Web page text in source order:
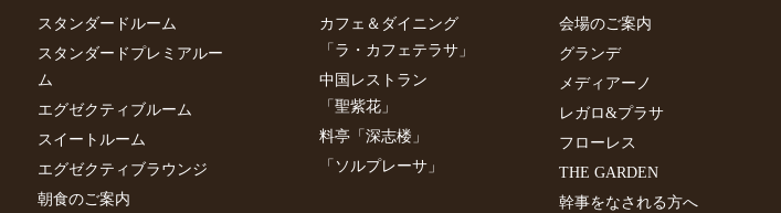
スタンダードルーム
スタンダードプレミアルー
ム
エグゼクティブルーム
スイートルーム
エグゼクティブラウンジ
朝食のご案内
カフェ＆ダイニング
「ラ・カフェテラサ」
中国レストラン
「聖紫花」
料亭「深志楼」
「ソルプレーサ」
会場のご案内
グランデ
メディアーノ
レガロ&プラサ
フローレス
THE GARDEN
幹事をなされる方へ